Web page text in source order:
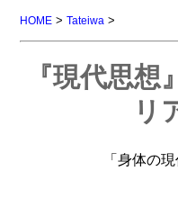
HOME >Tateiwa >
『現代思想
リ
「身体の